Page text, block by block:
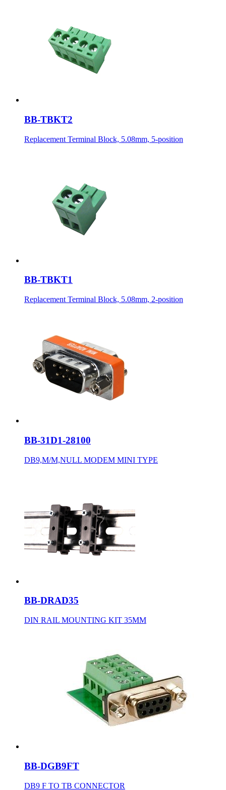
BB-TBKT2
Replacement Terminal Block, 5.08mm, 5-position
BB-TBKT1
Replacement Terminal Block, 5.08mm, 2-position
BB-31D1-28100
DB9,M/M,NULL MODEM MINI TYPE
BB-DRAD35
DIN RAIL MOUNTING KIT 35MM
BB-DGB9FT
DB9 F TO TB CONNECTOR